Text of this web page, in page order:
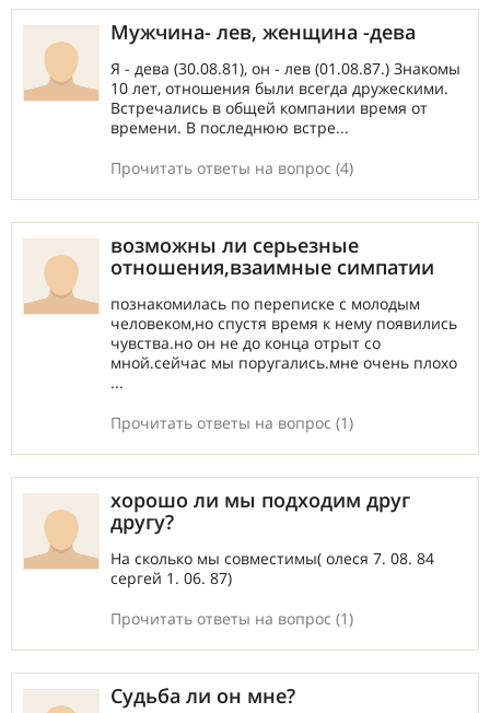
Мужчина- лев, женщина -дева
Я - дева (30.08.81), он - лев (01.08.87.) Знакомы
10 лет, отношения были всегда дружескими.
Встречались в общей компании время от
времени. В последнюю встре...
Прочитать ответы на вопрос (4)
возможны ли серьезные
отношения,взаимные симпатии
познакомилась по переписке с молодым
человеком,но спустя время к нему появились
чувства.но он не до конца отрыт со
мной.сейчас мы поругались.мне очень плохо
...
Прочитать ответы на вопрос (1)
хорошо ли мы подходим друг
другу?
На сколько мы совместимы( олеся 7. 08. 84
сергей 1. 06. 87)
Прочитать ответы на вопрос (1)
Судьба ли он мне?